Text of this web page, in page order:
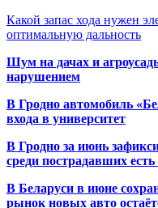
Какой запас хода нужен
оптимальную дальность
Шум на дачах и
нарушением
В Гродно автомобиль
входа в университет
В Гродно за июнь
среди пострадавших
В Беларуси в июне
рынок новых авто